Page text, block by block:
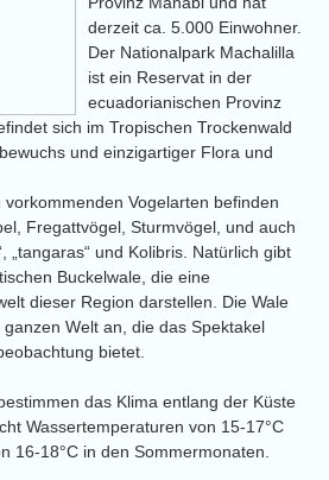
derzeit ca. 5.000 Einwohner.
Der Nationalpark Machalilla
ist ein Reservat in der
ecuadorianischen Provinz
sich im Tropischen Trockenwald
und einzigartiger Flora und
Vogelarten befinden
Fregattvögel, Sturmvögel, und auch
„tangaras“ und Kolibris. Natürlich gibt
Buckelwale, die eine
dieser Region darstellen. Die Wale
Welt an, die das Spektakel
bietet.
das Klima entlang der Küste
Wassertemperaturen von 15-17°C
16-18°C in den Sommermonaten.